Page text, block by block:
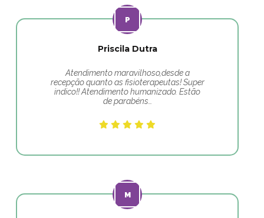
Priscila Dutra
Atendimento maravilhoso,desde a
recepção quanto as fisioterapeutas! Super
indico!! Atendimento humanizado. Estão
de parabéns…